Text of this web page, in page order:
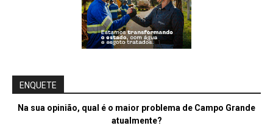
ENQUETE
Na sua opinião, qual é o maior problema de Campo Grande
atualmente?